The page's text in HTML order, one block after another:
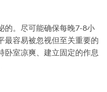
的。尽可能确保每晚7-8小
最容易被忽视但至关重要的
卧室凉爽、建立固定的作息